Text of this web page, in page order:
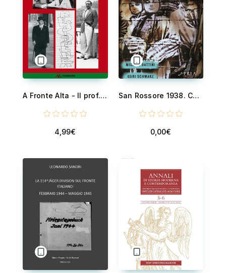
A Fronte Alta - Il prof. Braccini. Il comandante Verdi
4,99€
San Rossore 1938. Contro gli ebrei
0,00€